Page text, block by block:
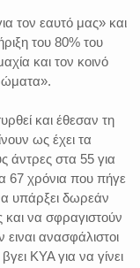
τον εαυτό μας» και
του 80% του
και τον κοινό
και έθεσαν τη
ως έχει τα
άντρες στα 55 για
67 χρόνια που πήγε
υπάρξει δωρεάν
και να σφραγιστούν
ανασφάλιστοι
ΚΥΑ για να γίνει